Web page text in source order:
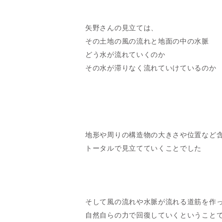
矢野さんの見立ては、
その土地の風の流れと地面の中の水脈
どう水が流れていくのか
その水が滞りなく流れていけているのか
地形や周りの構造物の大きさや位置など
トータルで見立てていくことでした
そして風の流れや水脈が流れる道筋を作
自然自らの力で回復していくということで